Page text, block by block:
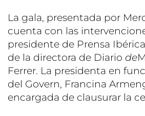
La gala, presentada por
cuenta con las
presidente de Prensa
de la directora de Diario de
Ferrer. La presidenta en
del Govern, Francina
encargada de clausurar la